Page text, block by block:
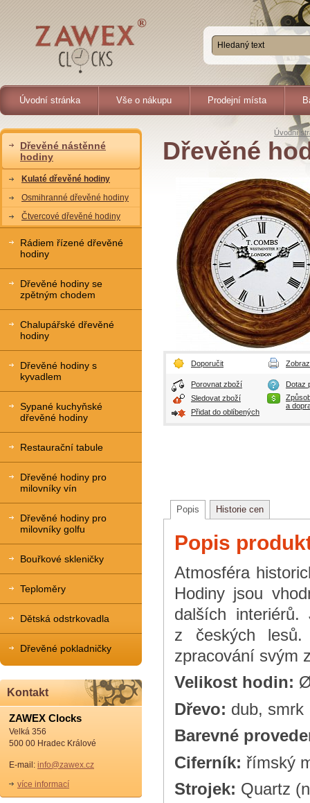
Úvodní stránka Vše o nákupu Prodejní místa
Úvodní
Dřevěné
Doporučit
Porovnat zboží
Sledovat zboží
Přidat do oblíbených
Dotaz
a
Popis Historie cen
Popis
Atmosféra
Hodiny jsou
dalších interiérů.
z českých lesů.
zpracování svým
Velikost hodin:
Dřevo: dub, smrk
Barevné
Ciferník: římský
Strojek: Quartz
Dřevěné nástěnné
hodiny
Kulaté dřevěné hodiny
Osmihranné dřevěné hodiny
Čtvercové dřevěné hodiny
Rádiem řízené dřevěné
hodiny
Dřevěné hodiny se
zpětným chodem
Chalupářské dřevěné
hodiny
Dřevěné hodiny s
kyvadlem
Sypané kuchyňské
dřevěné hodiny
Restaurační tabule
Dřevěné hodiny pro
milovníky vín
Dřevěné hodiny pro
milovníky golfu
Bouřkové skleničky
Teploměry
Dětská odstrkovadla
Dřevěné pokladničky
Kontakt
ZAWEX Clocks
Velká 356
500 00 Hradec Králové
E-mail: info@zawex.cz
více informací